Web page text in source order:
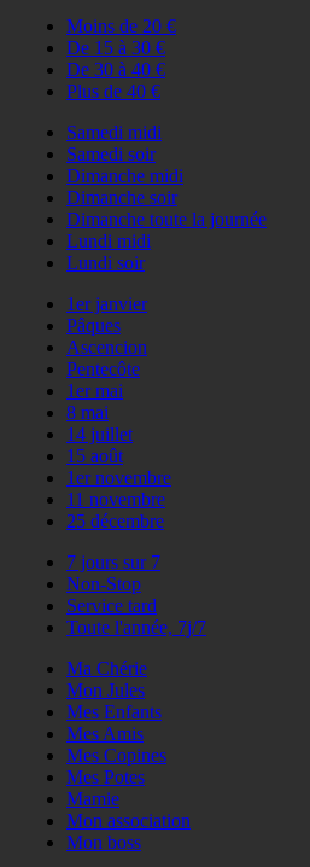
Moins de 20 €
De 15 à 30 €
De 30 à 40 €
Plus de 40 €
Samedi midi
Samedi soir
Dimanche midi
Dimanche soir
Dimanche toute la journée
Lundi midi
Lundi soir
1er janvier
Pâques
Ascencion
Pentecôte
1er mai
8 mai
14 juillet
15 août
1er novembre
11 novembre
25 décembre
7 jours sur 7
Non-Stop
Service tard
Toute l'année, 7j/7
Ma Chérie
Mon Jules
Mes Enfants
Mes Amis
Mes Copines
Mes Potes
Mamie
Mon association
Mon boss